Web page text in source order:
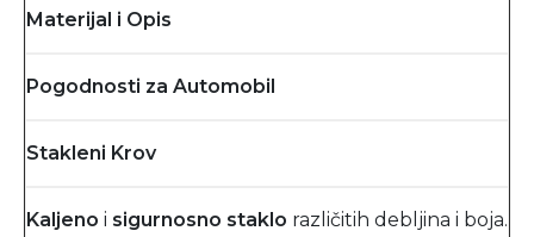
Materijal i Opis
Pogodnosti za Automobil
Stakleni Krov
Kaljeno i sigurnosno staklo različitih debljina i boja.